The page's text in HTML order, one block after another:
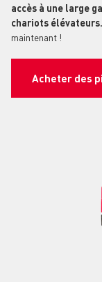
accès à une large
chariots élévateurs.
maintenant !
Acheter des